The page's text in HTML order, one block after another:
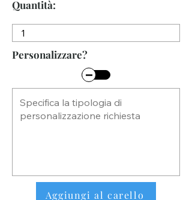
Quantità:
Personalizzare?
Aggiungi al carello